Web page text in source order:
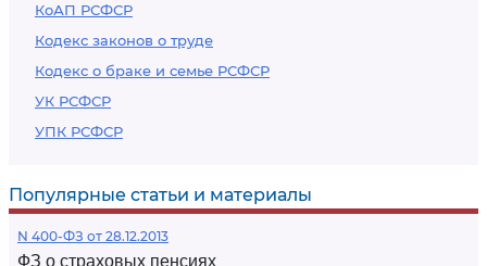
КоАП РСФСР
Кодекс законов о труде
Кодекс о браке и семье РСФСР
УК РСФСР
УПК РСФСР
Популярные статьи и материалы
N 400-ФЗ от 28.12.2013
ФЗ о страховых пенсиях